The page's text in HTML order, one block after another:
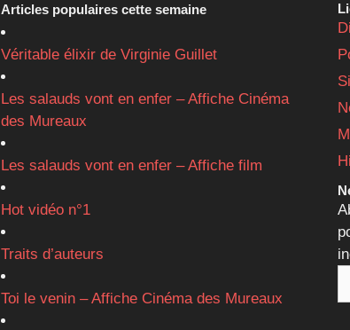
Articles populaires cette semaine
Véritable élixir de Virginie Guillet
Les salauds vont en enfer – Affiche Cinéma
des Mureaux
Les salauds vont en enfer – Affiche film
Hot vidéo n°1
Traits d’auteurs
Toi le venin – Affiche Cinéma des Mureaux